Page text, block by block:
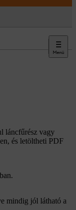
Menü
láncfűrész vagy
és letöltheti PDF
mindig jól látható a